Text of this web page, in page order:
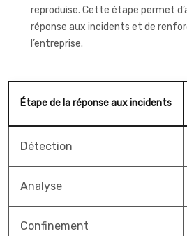
reproduise. Cette étape permet
réponse aux incidents et de
l’entreprise.
Étape de la réponse aux incidents
Détection
Analyse
Confinement